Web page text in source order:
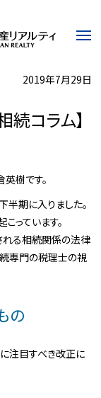
改正
2019年7月29日
続コラム】
樹です。
期に入りました。
っています。
れる相続関係の法律
続専門の税理士の視
の
注目すべき改正に